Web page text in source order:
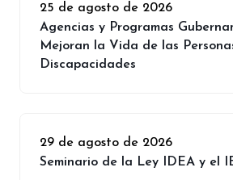
25 de agosto de 2026
Agencias y Programas
Mejoran la Vida de las
Discapacidades
29 de agosto de 2026
Seminario de la Ley IDEA y el